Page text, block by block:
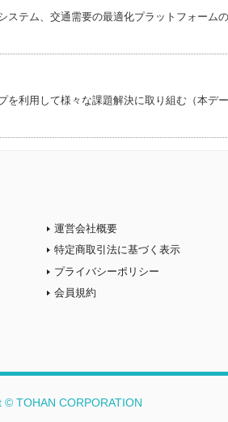
ステム、交通需要の最適化プラットフォーム
利用して様々な課題解決に取り組む（本デ
運営会社概要
特定商取引法に基づく表示
プライバシーポリシー
会員規約
© TOHAN CORPORATION